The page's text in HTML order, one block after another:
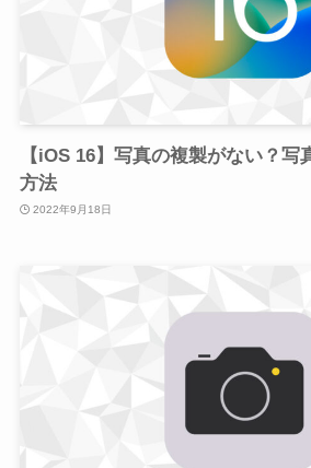
【iOS 16】写真の複製がない？写
方法
2022年9月18日